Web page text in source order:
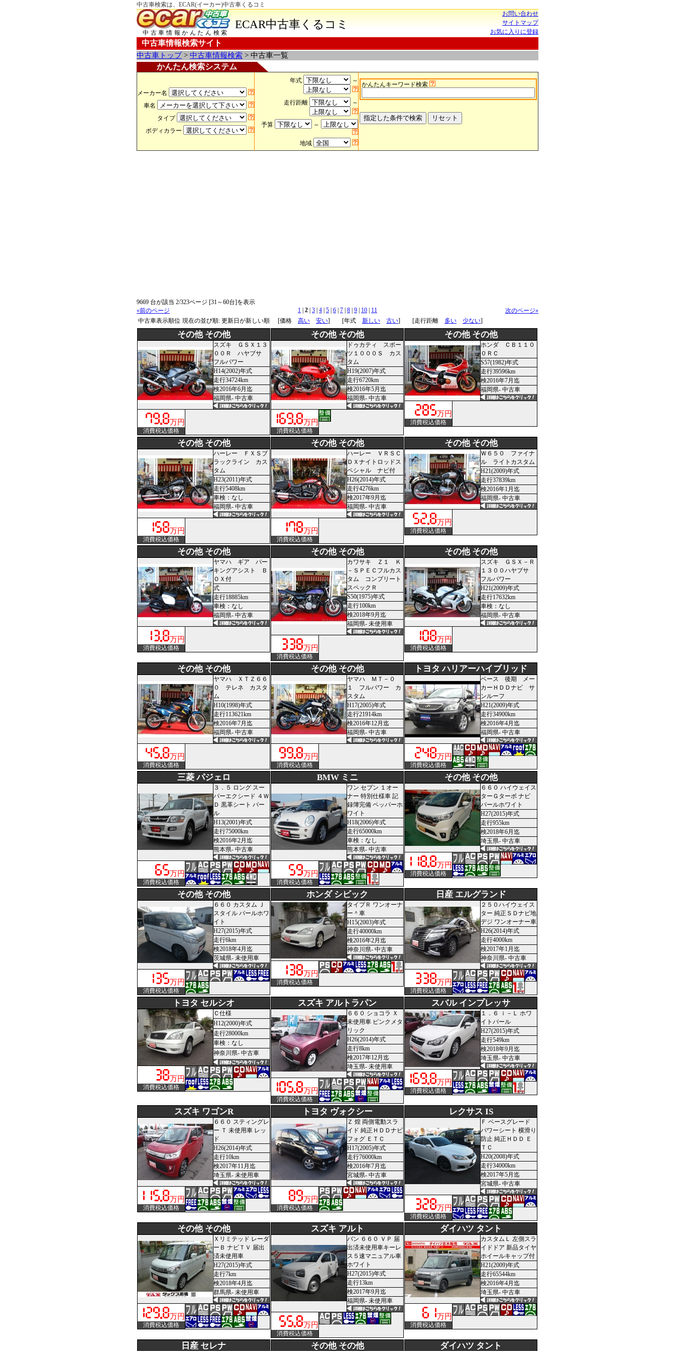
中古車検索は、ECAR(イーカー)中古車くるコミ
中古車情報かんたん検索
ECAR中古車くるコミ
お問い合わせ
サイトマップ
お気に入りに登録
中古車情報検索サイト
中古車トップ> 中古車情報検索 > 中古車一覧
かんたん検索システム
メーカー名
車名
タイプ
ボディカラー
年式 ～
走行距離 ～
予算 ～
地域
かんたんキーワード検索
9669 台が該当 2/323ページ [31～60台]を表示
«前のページ
1 2 3 4 5 6 7 8 9 10 11
次のページ»
中古車表示順位 現在の並び順: 更新日が新しい順 [価格 高い 安い] [年式 新しい 古い] [走行距離 多い 少ない]
その他 その他
スズキ ＧＳＸ１３
００Ｒ ハヤブサ
フルパワー
H14(2002)年式
走行34724km
検2016年6月迄
福岡県- 中古車
万円
消費税込価格
その他 その他
ドゥカティ スポー
ツ１０００Ｓ カス
タム
H19(2007)年式
走行6720km
検2016年5月迄
福岡県- 中古車
万円
消費税込価格
その他 その他
ホンダ ＣＢ１１０
０ＲＣ
S57(1982)年式
走行39596km
検2016年7月迄
福岡県- 中古車
万円
消費税込価格
その他 その他
ハーレー ＦＸＳブ
ラックライン カス
タム
H23(2011)年式
走行5408km
車検：なし
福岡県- 中古車
万円
消費税込価格
その他 その他
ハーレー ＶＲＳＣ
ＤＸナイトロッドス
ペシャル ナビ付
H26(2014)年式
走行4276km
検2017年9月迄
福岡県- 中古車
万円
消費税込価格
その他 その他
Ｗ６５０ ファイナ
ル ライトカスタム
H21(2009)年式
走行37839km
検2016年1月迄
福岡県- 中古車
万円
消費税込価格
その他 その他
ヤマハ ギア パー
キングアシスト Ｂ
ＯＸ付
式
走行18885km
車検：なし
福岡県- 中古車
万円
消費税込価格
その他 その他
カワサキ Ｚ１ Ｋ
－ＳＰＥＣフルカス
タム コンプリート
スペックＲ
S50(1975)年式
走行100km
検2018年9月迄
福岡県- 未使用車
万円
消費税込価格
その他 その他
スズキ ＧＳＸ－Ｒ
１３００ハヤブサ
フルパワー
H21(2009)年式
走行17632km
車検：なし
福岡県- 中古車
万円
消費税込価格
その他 その他
ヤマハ ＸＴＺ６６
０ テレネ カスタ
ム
H10(1998)年式
走行113621km
検2016年7月迄
福岡県- 中古車
万円
消費税込価格
その他 その他
ヤマハ ＭＴ－０
１ フルパワー カ
スタム
H17(2005)年式
走行21914km
検2016年12月迄
福岡県- 中古車
万円
消費税込価格
トヨタ ハリアーハイブリッド
ベース 後期 メー
カーＨＤＤナビ サ
ンルーフ
H21(2009)年式
走行34900km
検2016年4月迄
福岡県- 中古車
万円
消費税込価格
三菱 パジェロ
３．５ ロング スー
パーエクシード ４Ｗ
Ｄ 黒革シート パー
ル
H13(2001)年式
走行75000km
検2016年2月迄
熊本県- 中古車
万円
消費税込価格
BMW ミニ
ワン セブン １オー
ナー 特別仕様車 記
録簿完備 ペッパーホ
ワイト
H18(2006)年式
走行65000km
車検：なし
熊本県- 中古車
万円
消費税込価格
その他 その他
６６０ ハイウェイス
ターＧターボ ナビ
パールホワイト
H27(2015)年式
走行955km
検2018年6月迄
埼玉県- 中古車
万円
消費税込価格
その他 その他
６６０ カスタム Ｊ
スタイル パールホワ
イト
H27(2015)年式
走行6km
検2018年4月迄
茨城県- 未使用車
万円
消費税込価格
ホンダ シビック
タイプＲ ワンオーナ
ー＾車
H15(2003)年式
走行40000km
検2016年2月迄
神奈川県- 中古車
万円
消費税込価格
日産 エルグランド
２５０ハイウェイス
ター 純正ＳＤナビ地
デジ ワンオーナー車
H26(2014)年式
走行4000km
検2017年1月迄
神奈川県- 中古車
万円
消費税込価格
トヨタ セルシオ
Ｃ仕様
H12(2000)年式
走行28000km
車検：なし
神奈川県- 中古車
万円
消費税込価格
スズキ アルトラパン
６６０ ショコラ Ｘ
未使用車 ピンクメタ
リック
H26(2014)年式
走行8km
検2017年12月迄
埼玉県- 未使用車
万円
消費税込価格
スバル インプレッサ
１．６ ｉ－Ｌ ホワ
イトパール
H27(2015)年式
走行549km
検2018年9月迄
埼玉県- 中古車
万円
消費税込価格
スズキ ワゴンR
６６０ スティングレ
ー Ｔ 未使用車 レッ
ド
H26(2014)年式
走行10km
検2017年11月迄
埼玉県- 未使用車
万円
消費税込価格
トヨタ ヴォクシー
Ｚ 煌 両側電動スラ
イド 純正ＨＤＤナビ
フォグ ＥＴＣ
H17(2005)年式
走行76000km
検2016年7月迄
宮城県- 中古車
万円
消費税込価格
レクサス IS
Ｆ ベースグレード
パワーシート 横滑り
防止 純正ＨＤＤ Ｅ
ＴＣ
H20(2008)年式
走行34000km
検2017年5月迄
宮城県- 中古車
万円
消費税込価格
その他 その他
Ｘリミテッド レーダ
ーＢ ナビＴＶ 届出
済未使用車
H27(2015)年式
走行7km
検2018年4月迄
群馬県- 未使用車
万円
消費税込価格
スズキ アルト
バン ６６０ ＶＰ 届
出済未使用車キーレ
ス５速マニュアル車
ホワイト
H27(2015)年式
走行13km
検2017年9月迄
福岡県- 未使用車
万円
消費税込価格
ダイハツ タント
カスタムＬ 左側スラ
イドドア 新品タイヤ
ホイールキャップ付
H21(2009)年式
走行65544km
検2016年4月迄
埼玉県- 中古車
万円
消費税込価格
日産 セレナ その他 その他 ダイハツ タント